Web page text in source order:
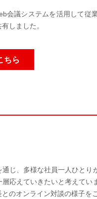
会議システムを活用して従
しました。
ちら
じ、多様な社員一人ひとり
応えていきたいと考えてい
のオンライン対談の様子を